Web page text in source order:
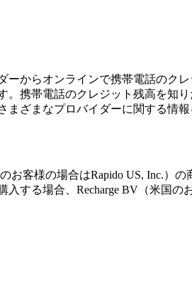
ーからオンラインで携帯電話のク
。携帯電話のクレジット残高を知
ざまなプロバイダーに関する情
のお客様の場合はRapido US, Inc.
する場合、Recharge BV（米国の